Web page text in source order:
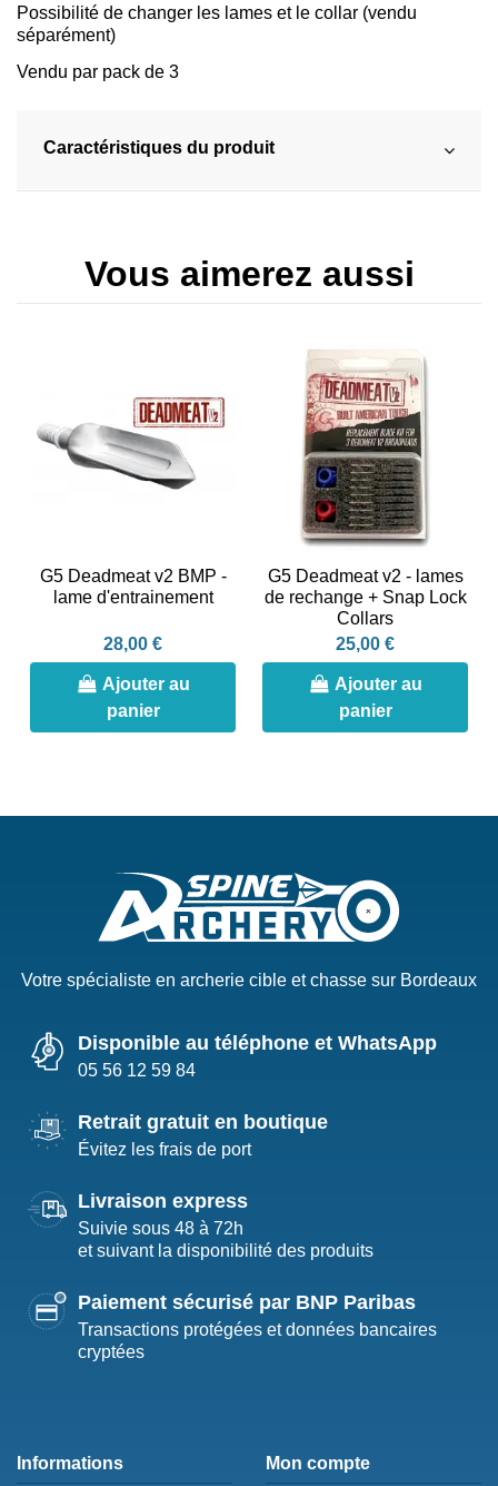
Possibilité de changer les lames et le collar (vendu
séparément)
Vendu par pack de 3
Caractéristiques du produit
Vous aimerez aussi
G5 Deadmeat v2 BMP -
lame d'entrainement
28,00 €
Ajouter au
panier
G5 Deadmeat v2 - lames
de rechange + Snap Lock
Collars
25,00 €
Ajouter au
panier
Votre spécialiste en archerie cible et chasse sur Bordeaux
Disponible au téléphone et WhatsApp
05 56 12 59 84
Retrait gratuit en boutique
Évitez les frais de port
Livraison express
Suivie sous 48 à 72h
et suivant la disponibilité des produits
Paiement sécurisé par BNP Paribas
Transactions protégées et données bancaires
cryptées
Informations Mon compte